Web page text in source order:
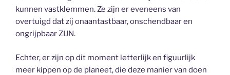
kunnen vastklemmen. Ze zijn er eveneens van
overtuigd dat zij onaantastbaar, onschendbaar en
ongrijpbaar ZIJN.
Echter, er zijn op dit moment letterlijk en figuurlijk
meer kippen op de planeet, die deze manier van doen